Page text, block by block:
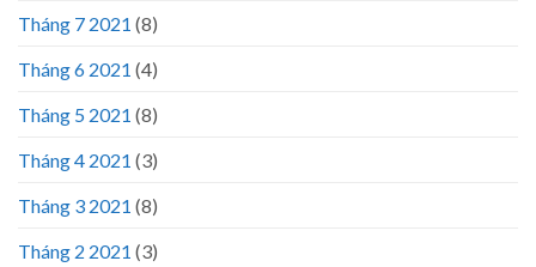
Tháng 7 2021 (8)
Tháng 6 2021 (4)
Tháng 5 2021 (8)
Tháng 4 2021 (3)
Tháng 3 2021 (8)
Tháng 2 2021 (3)